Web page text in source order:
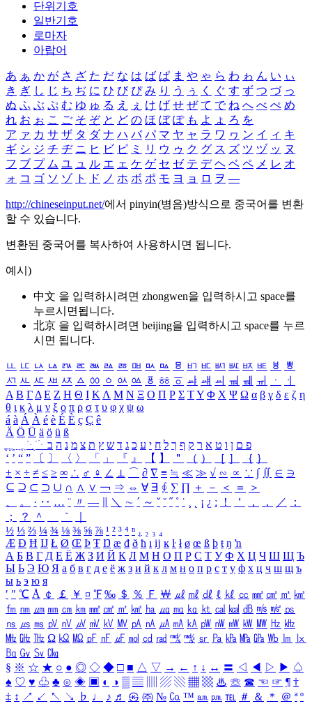
단위기호
일반기호
로마자
아랍어
あ ぁ か が さ ざ た だ な は ば ぱ ま や ゃ ら わ ゎ ん い ぃ
き ぎ し じ ち ぢ に ひ び ぴ み り う ぅ く ぐ す ず つ づ っ
ぬ ふ ぶ ぷ む ゆ ゅ る え ぇ け げ せ ぜ て で ね へ べ ぺ め
れ お ぉ こ ご そ ぞ と ど の ほ ぼ ぽ も よ ょ ろ を
ア ァ カ サ ザ タ ダ ナ ハ バ パ マ ヤ ャ ラ ワ ヮ ン イ ィ キ
ギ シ ジ チ ヂ ニ ヒ ビ ピ ミ リ ウ ゥ ク グ ス ズ ツ ヅ ッ ヌ
フ ブ プ ム ユ ュ ル エ ェ ケ ゲ セ ゼ テ デ ヘ ベ ペ メ レ オ
ォ コ ゴ ソ ゾ ト ド ノ ホ ボ ポ モ ヨ ョ ロ ヲ ―
http://chineseinput.net/에서 pinyin(병음)방식으로 중국어를 변환
할 수 있습니다.
변환된 중국어를 복사하여 사용하시면 됩니다.
예시)
中文 을 입력하시려면 zhongwen을 입력하시고 space를
누르시면됩니다.
北京 을 입력하시려면 beijing을 입력하시고 space를 누르
시면 됩니다.
ㅥ ㅦ ㅧ ㅨ ㅩ ㅪ ㅫ ㅬ ㅭ ㅮ ㅯ ㅰ ㅱ ㅲ ㅳ ㅴ ㅵ ㅶ ㅷ ㅸ
ㅹ
ㅺ ㅻ ㅼ ㅽ ㅾ ㅿ ㆀ ㆁ ㆂ ㆃ ㆄ ㆅ ㆆ ㆇ ㆈ ㆉ ㆊ ㆋ ㆌ ㆍ
ㆎ
Α Β ΓΔ Ε Ζ Η Θ Ι ΚΛ Μ Ν Ξ Ο Π Ρ Σ ΤΥ Φ Χ Ψ Ω α β γ δ ε ζ η
θ ι κ λ μ ν ξ ο π ρ σ τ υ φ χ ψ ω
á à Á À é è É È ç Ç ê
Ä Ö Ü ä ö ü ß
ִֶֹ ֻּ ׁׂ פ ם ן ו ט א ר ק ף ך ל ח י ע כ ג ד ש ץ ת צ מ נ ה ב
‘ ’ “ ” 〔 〕 〈 〉 「 」 『 』 【 】 ＂ （ ） ［ ］ ｛ ｝
± × ÷ ≠ ≤ ≥ ∞ ∴ ♂ ♀ ∠ ⊥ ⌒ ∂ ∇ ≡ ≒ ≪ ≫ √ ∽ ∝ ∵ ∫ ∬ ∈ ∋
⊆ ⊇ ⊂ ⊃ ∪ ∩ ∧ ∨ ￢ ⇒ ⇔ ∀ ∃ ∮ ∑ ∏ ＋ － ＜ ＝
＞
、
。 · ‥ … ¨ 〃 ― ＼ ∼ ´ ～ ˇ ˘ ˝ ˚ ˙ ¸ ¡ ¿ ː ！ ＇ ， ． ／
：
；
？ ＾ ｀
½ ⅓ ⅔ ¼ ¾ ⅛ ⅜ ⅝ ⅞ ¹ ² ³ ⁴ ⁿ ₁ ₂ ₃ ₄
Æ Ð Ħ Ĳ Ł Ø Œ Þ Ŧ Ŋ æ đ ð ħ ı ĳ ĸ ŀ ł ø œ ß þ ŧ ŋ ŉ
А Б В Г Д Е Ё Ж З И Й К Л М Н О П Р С Т У Ф Х Ц Ч Ш Щ Ъ
Ы Ь Э Ю Я а б в г д е ё ж з и й к л м н о п р с т у ф х ц ч ш щ ъ
ы ь э ю я
′ ″ ℃ Å ￠ ￡ ￥ ¤ ℉ ‰ ＄ ％ Ｆ ￦ ㎕ ㎖ ㎗ ℓ ㎘ ㏄ ㎣ ㎤ ㎥ ㎦
㎙ ㎚ ㎛ ㎜ ㎝ ㎞ ㎟ ㎠ ㎡ ㎢ ㏊ ㎍ ㎎ ㎏ ㏏ ㎈ ㎉ ㏈ ㎧ ㎨ ㎰
㎱ ㎲ ㎳ ㎴ ㎵ ㎶ ㎷ ㎸ ㎹ ㎀ ㎁ ㎂ ㎃ ㎄ ㎺ ㎻ ㎽ ㎾ ㎿ ㎐ ㎑
㎒ ㎓ ㎔ Ω ㏀ ㏁ ㎊ ㎋ ㎌ ㏖ ㏅ ㎭ ㎮ ㎯ ㏛ ㎩ ㎪ ㎫ ㎬ ㏝ ㏐
㏓
㏃ ㏉ ㏜ ㏆
§ ※ ☆ ★ ○ ● ◎ ◇ ◆ □ ■ △ ▽ → ← ↑ ↓ ↔ 〓 ◁ ◀ ▷ ▶ ♤
♠ ♡ ♥ ♧ ♣ ⊙ ◈ ▣ ◐ ◑ ▒ ▤ ▨ ▧ ▦ ▩ ♨ ☏ ☎ ☜ ☞ ¶ †
‡ ↕ ↗ ↙ ↖ ↘ ♭ ♩ ♪ ♬ ㉿ ㈜ № ㏇ ™ ㏂ ㏘ ℡ ＃ ＆ ＊ ＠ ª º